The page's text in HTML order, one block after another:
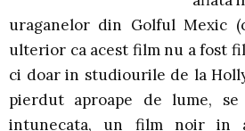
uraganelor din Golful Mexic
ulterior ca acest film nu a fost
ci doar in studiourile de la
pierdut aproape de lume,
intunecata, un film noir in